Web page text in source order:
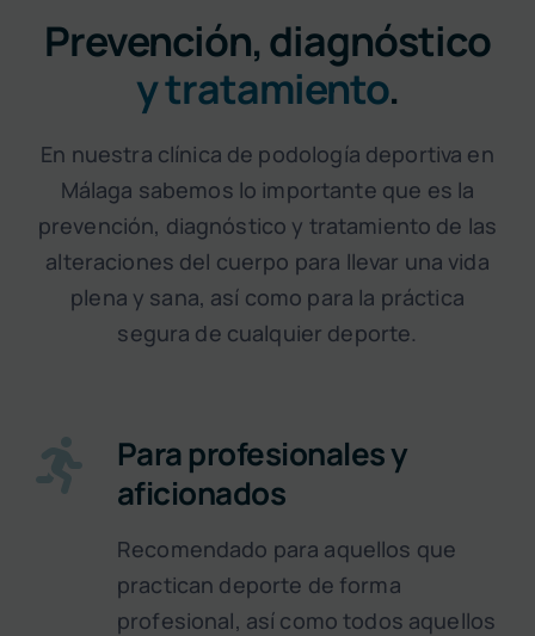
Prevención, diagnóstico
y tratamiento.
En nuestra clínica de podología deportiva en
Málaga sabemos lo importante que es la
prevención, diagnóstico y tratamiento de las
alteraciones del cuerpo para llevar una vida
plena y sana, así como para la práctica
segura de cualquier deporte.
Para profesionales y
aficionados
Recomendado para aquellos que
practican deporte de forma
profesional, así como todos aquellos